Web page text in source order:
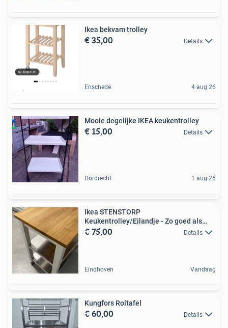
Ikea bekvam trolley
€ 35,00 Details
Enschede 4 aug 26
Mooie degelijke IKEA keukentrolley
€ 15,00 Details
Dordrecht 1 aug 26
Ikea STENSTORP
Keukentrolley/Eilandje - Zo goed als
nieuw
€ 75,00 Details
Eindhoven Vandaag
Kungfors Roltafel
€ 60,00 Details